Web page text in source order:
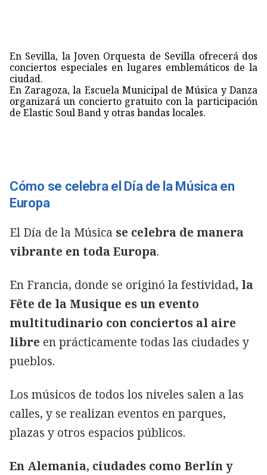
En Sevilla, la Joven Orquesta de Sevilla ofrecerá dos
conciertos especiales en lugares emblemáticos de la
ciudad.
En Zaragoza, la Escuela Municipal de Música y Danza
organizará un concierto gratuito con la participación
de Elastic Soul Band y otras bandas locales.
Cómo se celebra el Día de la Música en
Europa
El Día de la Música se celebra de manera
vibrante en toda Europa.
En Francia, donde se originó la festividad, la
Fête de la Musique es un evento
multitudinario con conciertos al aire
libre en prácticamente todas las ciudades y
pueblos.
Los músicos de todos los niveles salen a las
calles, y se realizan eventos en parques,
plazas y otros espacios públicos.
En Alemania, ciudades como Berlín y